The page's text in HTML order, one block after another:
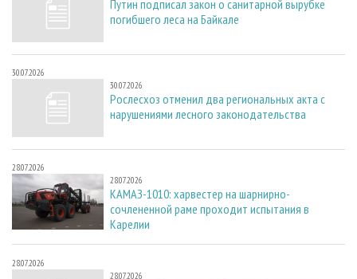
Путин подписал закон о санитарной вырубке
погибшего леса на Байкале
30.07.2026
30.07.2026
Рослесхоз отменил два региональных акта с
нарушениями лесного законодательства
28.07.2026
28.07.2026
КАМАЗ-1010: харвестер на шарнирно-
сочлененной раме проходит испытания в
Карелии
28.07.2026
28.07.2026